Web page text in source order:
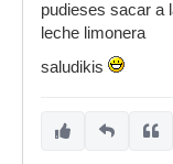
pudieses sacar a
leche limonera
saludikis